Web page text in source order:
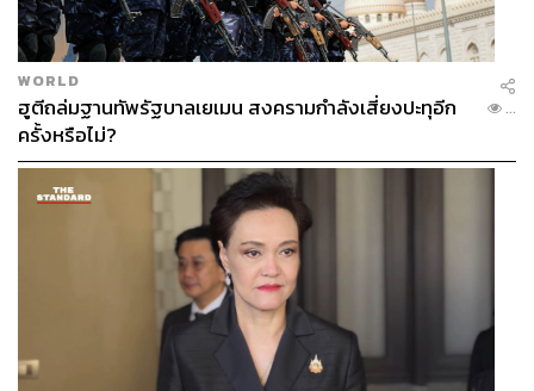
541
ABOUT THE AUTHOR
Heritage Matters โดย สยามสมาคมใน
พระบรมราชูปถัมภ์ เป็นคอลัมน์บทความแสดง
ความคิดเห็นเพื่อสนับสนุนการอนุรักษ์มรดก
วัฒนธรรมและธรรมชาติ ของไทยและ
ประเทศใกล้เคียง แต่ละฉบับมีผู้เขียนที่แตก
ต่างกัน ทัศนะที่ปรากฏในบทความเป็นของผู้
เขียนบทความนั้น
WORLD
ฮูตีถล่มฐานทัพรัฐบาลเยเมน สงครามกำลังเสี่ยงปะทุอีก
ครั้งหรือไม่?
...